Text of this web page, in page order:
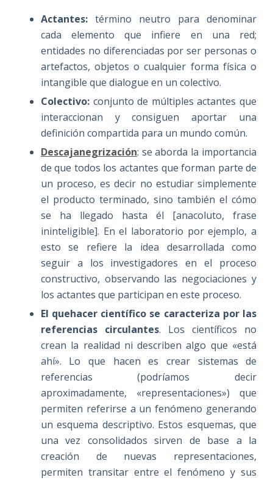
Actantes:término neutro para denominar
cada elemento que infiere en una red;
entidades no diferenciadas por ser personas o
artefactos, objetos o cualquier forma física o
intangible que dialogue en un colectivo.
Colectivo:conjunto de múltiples actantes que
interaccionan y consiguen aportar una
definición compartida para un mundo común.
Descajanegrización: se aborda la importancia
de que todos los actantes que forman parte de
un proceso, es decir no estudiar simplemente
el producto terminado, sino también el cómo
se ha llegado hasta él [anacoluto, frase
ininteligible]. En el laboratorio por ejemplo, a
esto se refiere la idea desarrollada como
seguir a los investigadores en el proceso
constructivo, observando las negociaciones y
los actantes que participan en este proceso.
El quehacer científico se caracteriza por las
referencias circulantes. Los científicos no
crean la realidad ni describen algo que «está
ahí». Lo que hacen es crear sistemas de
referencias (podríamos decir
aproximadamente, «representaciones») que
permiten referirse a un fenómeno generando
un esquema descriptivo. Estos esquemas, que
una vez consolidados sirven de base a la
creación de nuevas representaciones,
permiten transitar entre el fenómeno y sus